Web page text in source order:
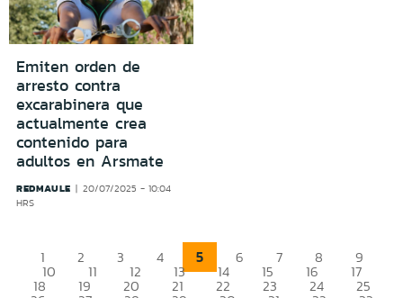
Emiten orden de
arresto contra
excarabinera que
actualmente crea
contenido para
adultos en Arsmate
REDMAULE
20/07/2025 - 10:04
HRS
1 2 3 4 5 6 7 8 9
10 11 12 13 14 15 16 17
18 19 20 21 22 23 24 25